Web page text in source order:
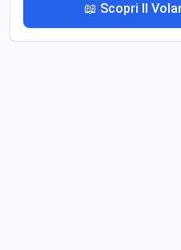
📖 Scopri Il